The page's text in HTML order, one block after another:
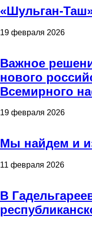
«Шульган-
19 февраля 2026
Важное
нового
Всемирного
19 февраля 2026
Мы найдем и
11 февраля 2026
В